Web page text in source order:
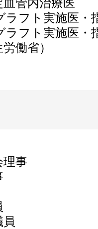
血管内治療医
ラフト実施医・
ラフト実施医・
働省）
理事